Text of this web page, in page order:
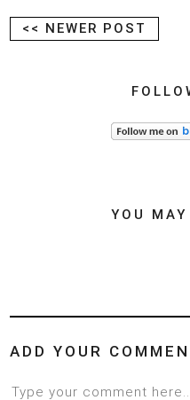
<< NEWER POST
YOU
ADD YOUR